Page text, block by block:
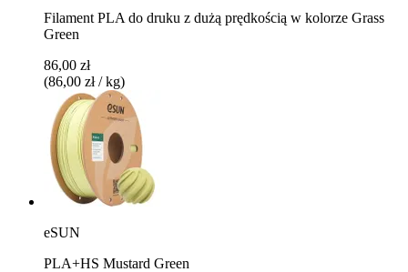
Filament PLA do druku z dużą prędkością w kolorze Grass
Green
86,00 zł
(86,00 zł / kg)
eSUN
PLA+HS Mustard Green